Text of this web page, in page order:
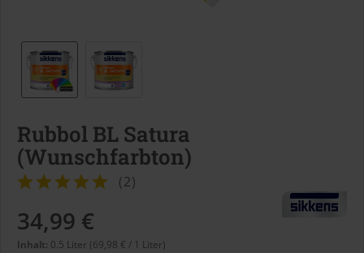
Rubbol BL Satura
(Wunschfarbton)
(2)
34,99 €
Inhalt: 0.5 Liter (69,98 € / 1 Liter)